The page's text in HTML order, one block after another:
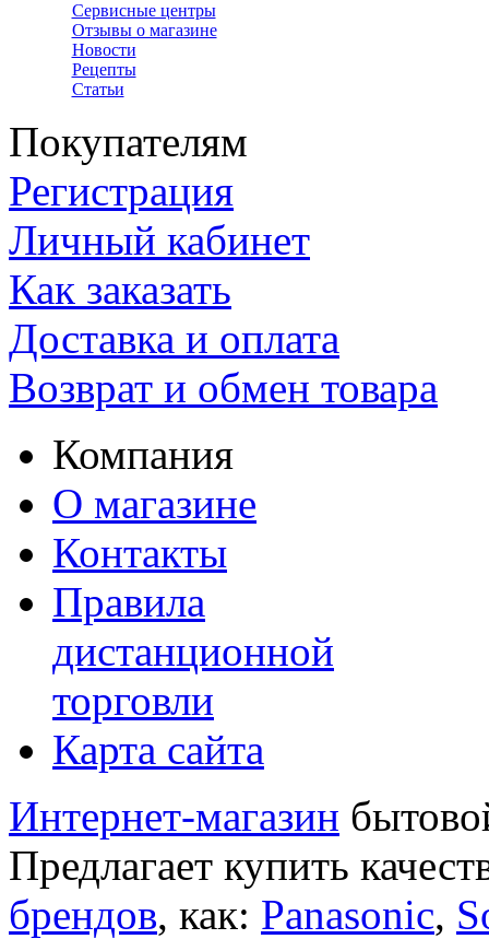
Сервисные центры
Отзывы о магазине
Новости
Рецепты
Статьи
Покупателям
Регистрация
Личный кабинет
Как заказать
Доставка и оплата
Возврат и обмен товара
Компания
О магазине
Контакты
Правила
дистанционной
торговли
Карта сайта
Интернет-магазин
Предлагает купить
брендов, как: Panasonic,